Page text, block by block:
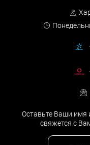
Оставьте Ваши имя
свяжется с